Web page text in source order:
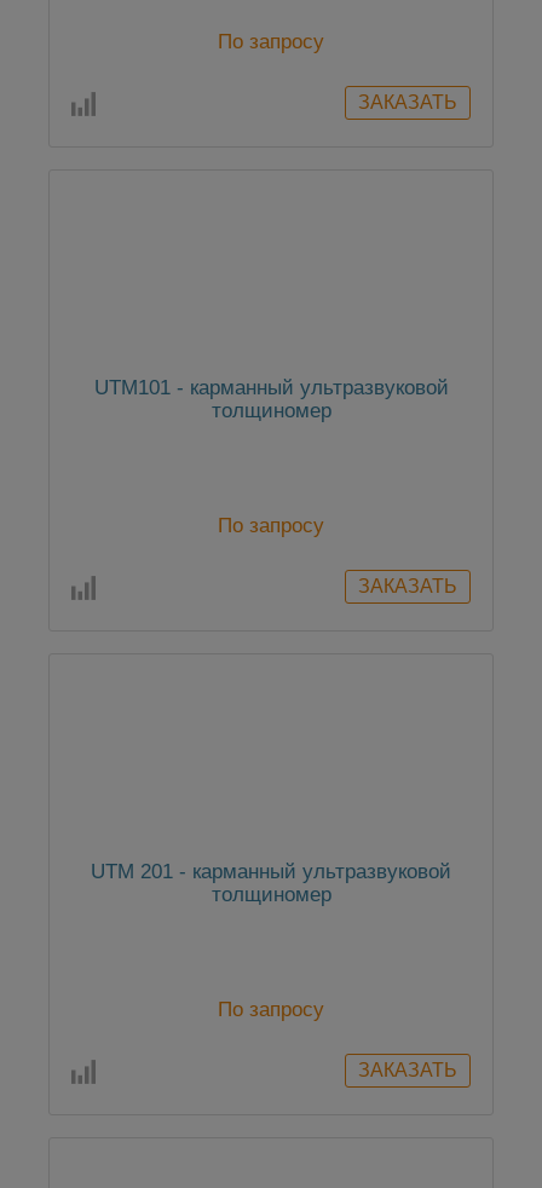
По запросу
UTM101 - карманный ультразвуковой
толщиномер
По запросу
UTM 201 - карманный ультразвуковой
толщиномер
По запросу